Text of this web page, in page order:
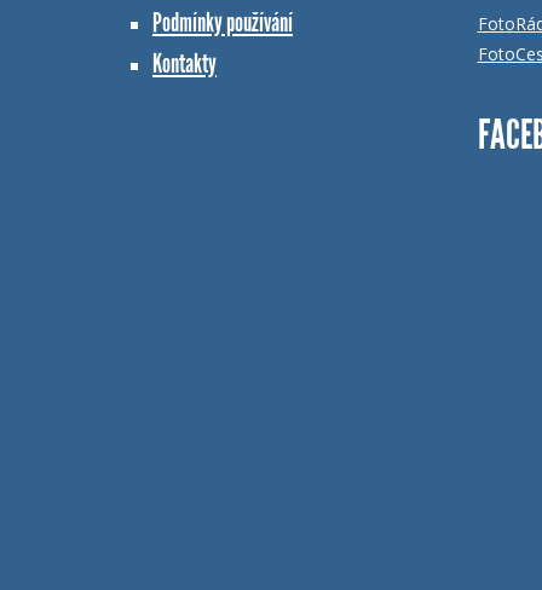
Podmínky používání
Kontakty